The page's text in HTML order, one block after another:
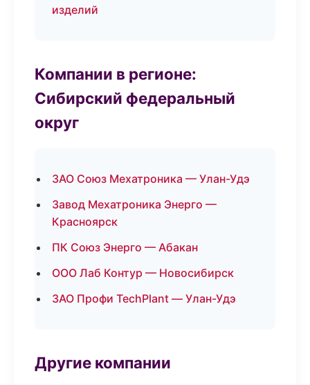
изделий
Компании в регионе:
Сибирский федеральный
округ
ЗАО Союз Мехатроника — Улан-Удэ
Завод Мехатроника Энерго —
Красноярск
ПК Союз Энерго — Абакан
ООО Лаб Контур — Новосибирск
ЗАО Профи TechPlant — Улан-Удэ
Другие компании